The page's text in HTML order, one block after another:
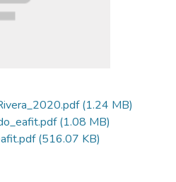
(1.24 MB)
(1.08 MB)
(516.07 KB)